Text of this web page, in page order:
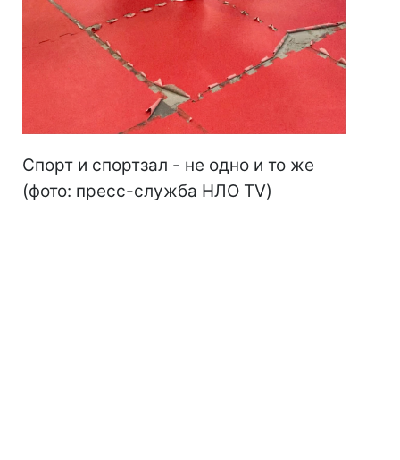
Спорт и спортзал - не одно и то же
(фото: пресс-служба НЛО TV)